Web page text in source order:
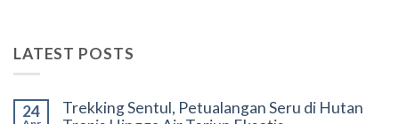
LATEST POSTS
24
Trekking Sentul, Petualangan Seru di Hutan